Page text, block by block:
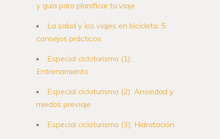
y guía para planificar tu viaje
La salud y los viajes en bicicleta: 5
consejos prácticos
Especial cicloturismo (1):
Entrenamiento
Especial cicloturismo (2): Ansiedad y
miedos previaje
Especial cicloturismo (3): Hidratación